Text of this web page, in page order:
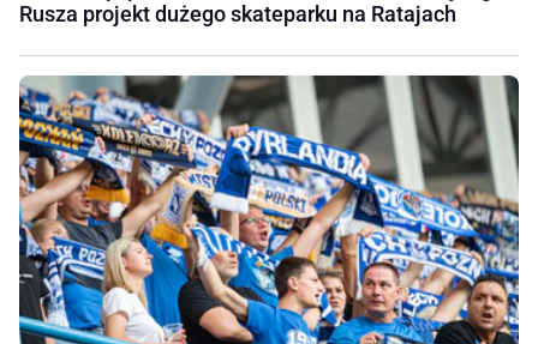
Rusza projekt dużego skateparku na Ratajach